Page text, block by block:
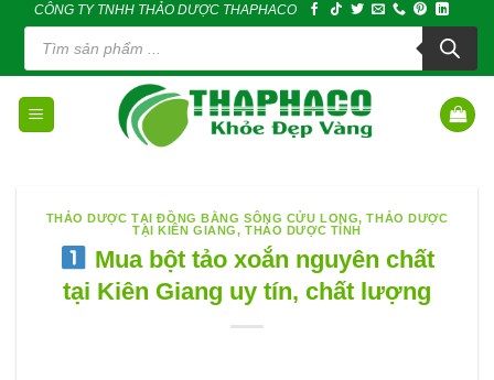
content
CÔNG TY TNHH THẢO DƯỢC THAPHACO
Tìm
kiếm
phẩm
THẢO DƯỢC TẠI ĐỒNG BẰNG SÔNG CỬU LONG,THẢO DƯỢC
TẠI KIÊN GIANG,THẢO DƯỢC TỈNH
Mua bột tảo xoắn nguyên chất
tại Kiên Giang uy tín, chất lượng